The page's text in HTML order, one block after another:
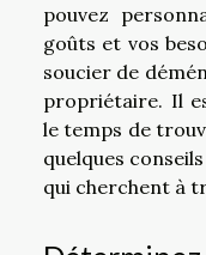
pouvez
goûts et vos
soucier de
propriétaire. Il
le temps de
quelques
qui cherchent à